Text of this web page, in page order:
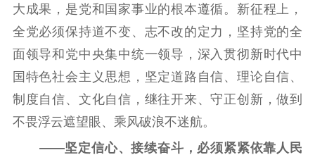
大成果，是党和国家事业的根本遵循。新征程上，
全党必须保持道不变、志不改的定力，坚持党的全
面领导和党中央集中统一领导，深入贯彻新时代中
国特色社会主义思想，坚定道路自信、理论自信、
制度自信、文化自信，继往开来、守正创新，做到
不畏浮云遮望眼、乘风破浪不迷航。
——坚定信心、接续奋斗，必须紧紧依靠人民